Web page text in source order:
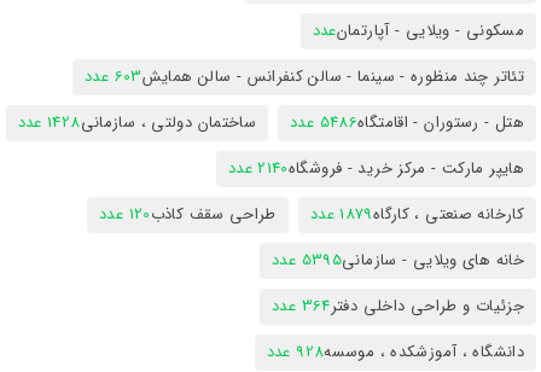
مسکونی - ویلایی - آپارتمانعدد
تئاتر چند منظوره - سینما - سالن کنفرانس - سالن همایش603 عدد
هتل - رستوران - اقامتگاه5486 عدد ساختمان دولتی ، سازمانی1428 عدد
هایپر مارکت - مرکز خرید - فروشگاه2140 عدد
کارخانه صنعتی ، کارگاه1879 عدد طراحی سقف کاذب120 عدد
خانه های ویلایی - سازمانی5395 عدد
جزئیات و طراحی داخلی دفتر364 عدد
دانشگاه ، آموزشکده ، موسسه928 عدد